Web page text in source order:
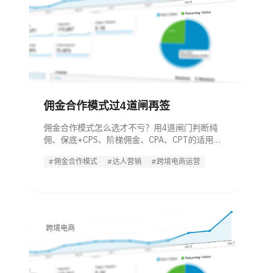
佣金合作模式过4道闸再签
佣金合作模式怎么选才不亏？用4道闸门判断纯
佣、保底+CPS、阶梯佣金、CPA、CPT的适用场
#佣金合作模式 #达人营销 #跨境电商运营
跨境电商